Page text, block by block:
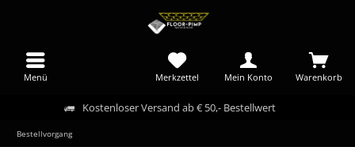
Kostenloser Versand ab € 50,- Bestellwert
Menü Warenkorb
Merkzettel Mein Konto
Bestellvorgang